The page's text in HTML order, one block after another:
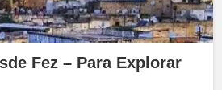
Fez – Para Explorar